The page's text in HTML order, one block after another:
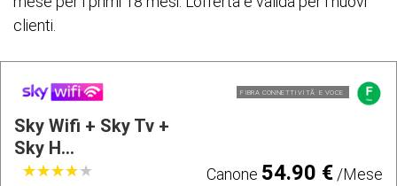
clienti.
FIBRA CONNETTIVITÃ E VOCE
Sky Wifi + Sky Tv +
Sky H...
★★★★★
★★★★★ Canone 54.90 €/Mese